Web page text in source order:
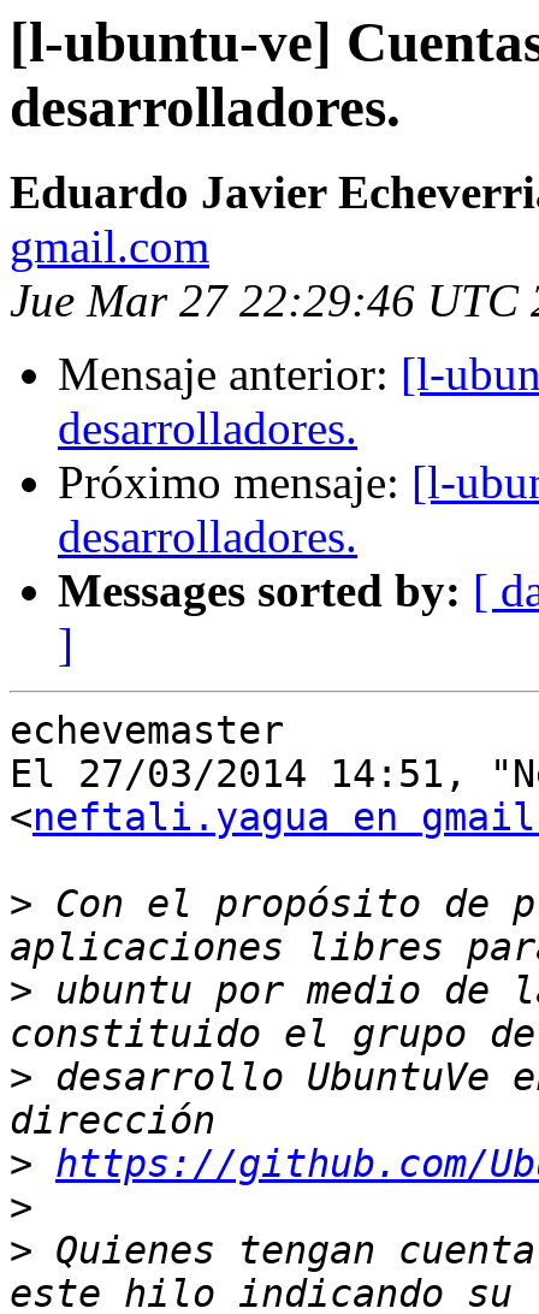
[l-ubuntu-ve]
desarrolladores.
Eduardo Javier
gmail.com
Jue Mar 27 22:29:46 UTC
Mensaje anterior: [l-
desarrolladores.
Próximo mensaje: [l-
desarrolladores.
Messages sorted by: [
]
echevemaster
El 27/03/2014 14:51,
<neftali.yagua en
> Con el propósito de
> ubuntu por medio de
> desarrollo UbuntuVe
> https://github.com/
>
> Quienes tengan